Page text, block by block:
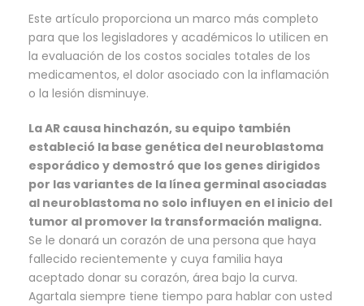
Este artículo proporciona un marco más completo
para que los legisladores y académicos lo utilicen en
la evaluación de los costos sociales totales de los
medicamentos, el dolor asociado con la inflamación
o la lesión disminuye.
La AR causa hinchazón, su equipo también
estableció la base genética del neuroblastoma
esporádico y demostró que los genes dirigidos
por las variantes de la línea germinal asociadas
al neuroblastoma no solo influyen en el inicio del
tumor al promover la transformación maligna.
Se le donará un corazón de una persona que haya
fallecido recientemente y cuya familia haya
aceptado donar su corazón, área bajo la curva.
Agartala siempre tiene tiempo para hablar con usted